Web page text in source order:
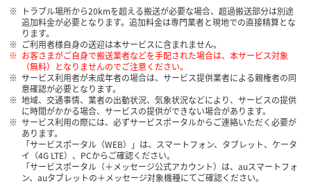
トラブル場所から20kmを超える搬送が必要な場合、超過搬送部分は別途
追加料金が必要となります。追加料金は専門業者と現地での直接精算とな
ります。
ご利用者様自身の送迎は本サービスに含まれません。
お客さまがご自身で搬送業者などを手配された場合は、本サービス対象
（無料）となりませんのでご注意ください。
サービス利用者が未成年者の場合は、サービス提供業者による親権者の同
意確認が必要となります。
地域、交通事情、業者の出動状況、気象状況などにより、サービスの提供
に時間がかかる場合、サービスの提供ができない場合があります。
サービス利用の際には、必ずサービスポータルからご連絡いただく必要が
あります。
「サービスポータル（WEB）」は、スマートフォン、タブレット、ケータ
イ（4G LTE）、PCからご確認ください。
「サービスポータル（＋メッセージ公式アカウント）は、auスマートフォ
ン、auタブレットの＋メッセージ対象機種にてご確認ください。